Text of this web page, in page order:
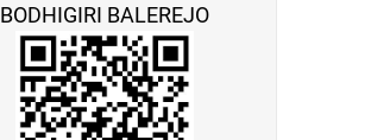
BODHIGIRI BALEREJO